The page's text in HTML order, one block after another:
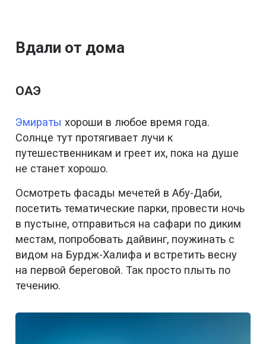
Вдали от дома
ОАЭ
Эмираты хороши в любое время года.
Солнце тут протягивает лучи к
путешественникам и греет их, пока на душе
не станет хорошо.
Осмотреть фасады мечетей в Абу-Даби,
посетить тематические парки, провести ночь
в пустыне, отправиться на сафари по диким
местам, попробовать дайвинг, поужинать с
видом на Бурдж-Халифа и встретить весну
на первой береговой. Так просто плыть по
течению.